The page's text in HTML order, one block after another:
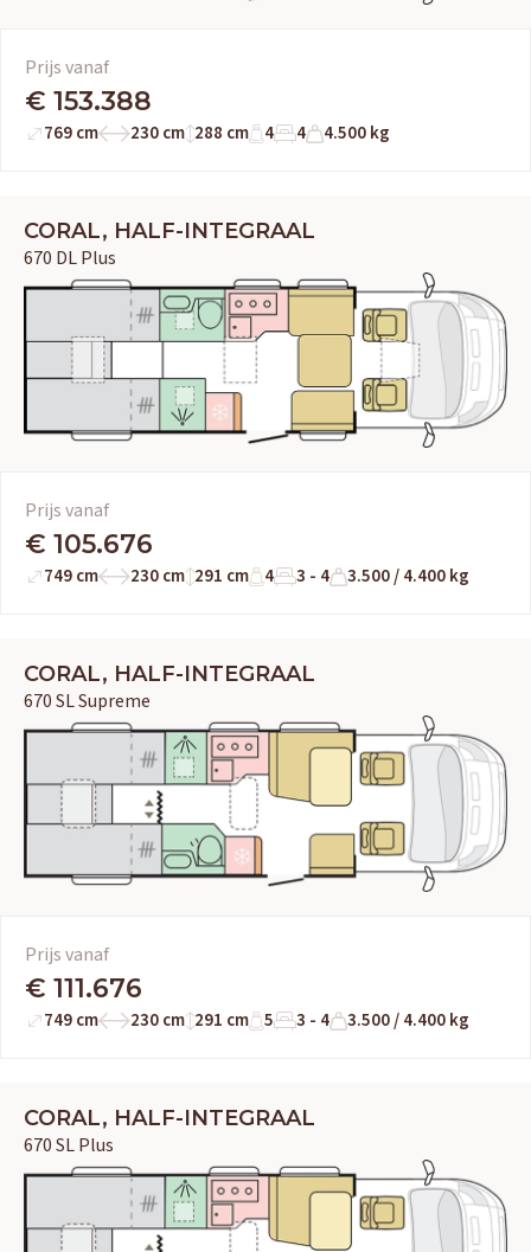
Prijs vanaf
€ 153.388
769 cm 230 cm 288 cm 4 4 4.500 kg
CORAL, HALF-INTEGRAAL
670 DL Plus
Prijs vanaf
€ 105.676
749 cm 230 cm 291 cm 4 3 - 4 3.500 / 4.400 kg
CORAL, HALF-INTEGRAAL
670 SL Supreme
Prijs vanaf
€ 111.676
749 cm 230 cm 291 cm 5 3 - 4 3.500 / 4.400 kg
CORAL, HALF-INTEGRAAL
670 SL Plus